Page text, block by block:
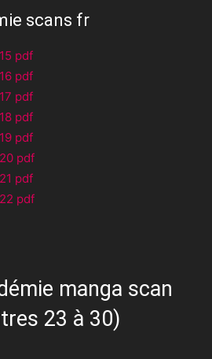
scans fr
pdf
pdf
pdf
pdf
pdf
pdf
pdf
pdf
manga scan
23 à 30)